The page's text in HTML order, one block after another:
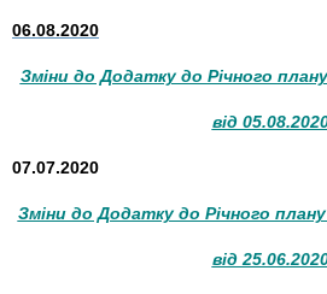
06.08.2020
Зміни до Додатку до Річного плану
від
07.07.2020
Зміни до Додатку до Річного плану
від